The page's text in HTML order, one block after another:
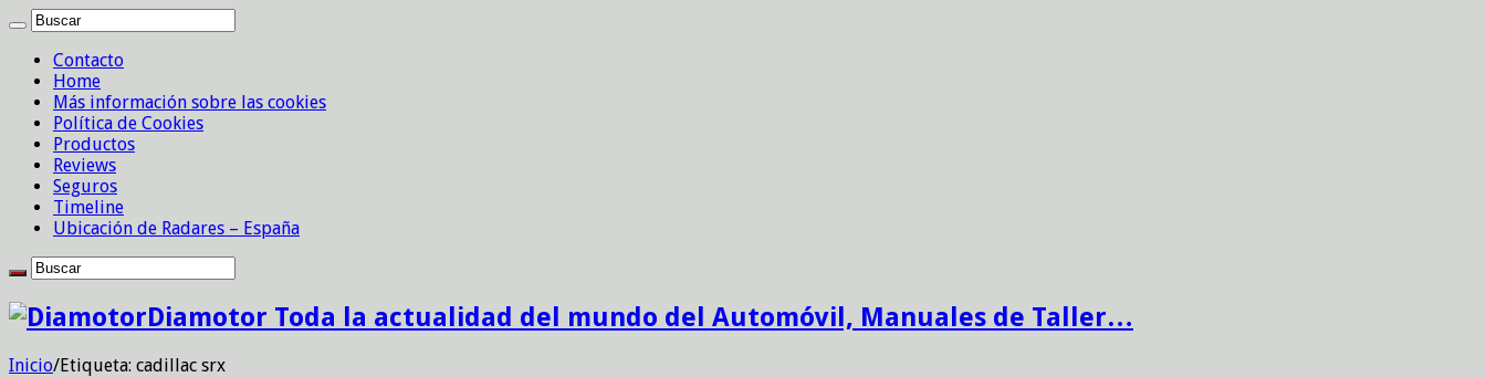
Contacto
Home
Más información sobre las cookies
Política de Cookies
Productos
Reviews
Seguros
Timeline
Ubicación de Radares – España
Diamotor Toda la actualidad del mundo del Automóvil, Manuales de Taller…
Inicio/Etiqueta: cadillac srx